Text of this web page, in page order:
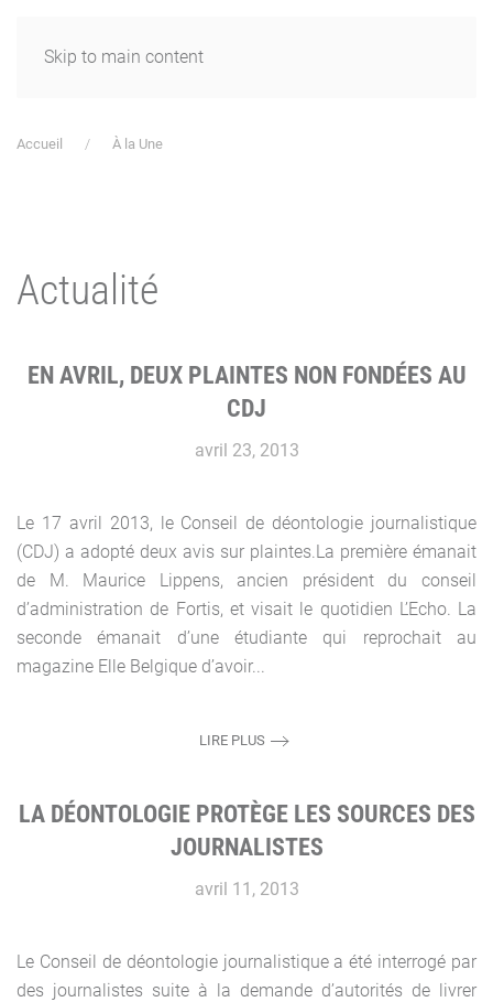
Skip to main content
Accueil À la Une
Actualité
EN AVRIL, DEUX PLAINTES NON FONDÉES AU
CDJ
avril 23, 2013
Le 17 avril 2013, le Conseil de déontologie journalistique
(CDJ) a adopté deux avis sur plaintes.La première émanait
de M. Maurice Lippens, ancien président du conseil
d’administration de Fortis, et visait le quotidien L’Echo. La
seconde émanait d’une étudiante qui reprochait au
magazine Elle Belgique d’avoir...
LIRE PLUS
LA DÉONTOLOGIE PROTÈGE LES SOURCES DES
JOURNALISTES
avril 11, 2013
Le Conseil de déontologie journalistique a été interrogé par
des journalistes suite à la demande d’autorités de livrer